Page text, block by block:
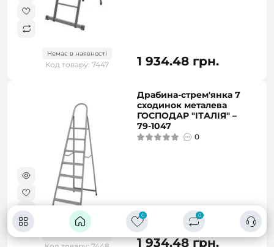
0 0
Немає в наявності
Код товару: 7447 1 934.48 грн.
Немає в наявності
Драбина-стрем'янка 7
сходинок металева
ГОСПОДАР "ІТАЛІЯ" –
79-1047
0
1 934.48 грн.